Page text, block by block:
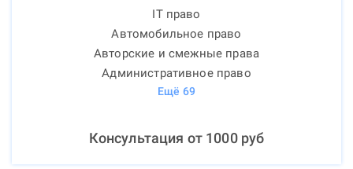
IT право
Автомобильное право
Авторские и смежные права
Административное право
Ещё 69
Консультация от 1000руб